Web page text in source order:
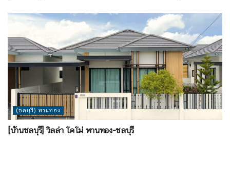
(ชลบุรี) พานทอง
[บ้านชลบุรี] วิลล่า โคโม่ พานทอง-ชลบุรี